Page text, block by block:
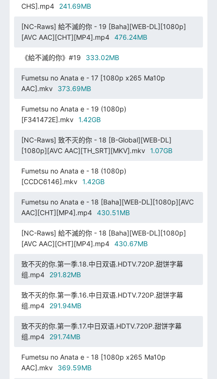
CHS].mp4
241.69MB
[NC-Raws] 給不滅的你 - 19 [Baha][WEB-DL][1080p]
[AVC AAC][CHT][MP4].mp4
476.24MB
《給不滅的你》#19 333.02MB
Fumetsu no Anata e - 17 [1080p x265 Ma10p
AAC].mkv
373.69MB
Fumetsu no Anata e - 19 (1080p)
[F341472E].mkv
1.42GB
[NC-Raws] 致不灭的你 - 18 [B-Global][WEB-DL]
[1080p][AVC AAC][TH_SRT][MKV].mkv
1.07GB
Fumetsu no Anata e - 18 (1080p)
[CCDC6146].mkv
1.42GB
Fumetsu no Anata e - 18 [Baha][WEB-DL][1080p][AVC
AAC][CHT][MP4].mp4
430.51MB
[NC-Raws] 給不滅的你 - 18 [Baha][WEB-DL][1080p]
[AVC AAC][CHT][MP4].mp4
430.67MB
致不灭的你.第一季.18.中日双语.HDTV.720P.甜饼字幕
组.mp4
291.82MB
致不灭的你.第一季.16.中日双语.HDTV.720P.甜饼字幕
组.mp4
291.94MB
致不灭的你.第一季.17.中日双语.HDTV.720P.甜饼字幕
组.mp4
291.74MB
Fumetsu no Anata e - 18 [1080p x265 Ma10p
AAC].mkv
369.59MB